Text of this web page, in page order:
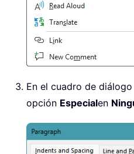
En el cuadro de
opción Especialen